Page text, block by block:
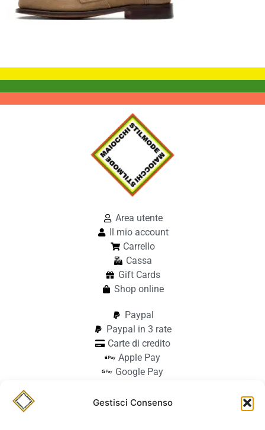
Gestisci Consenso
Area utente
Il mio account
Carrello
Cassa
Gift Cards
Shop online
Paypal
Paypal in 3 rate
Carte di credito
Apple Pay
Google Pay
Pagamento alla consegna